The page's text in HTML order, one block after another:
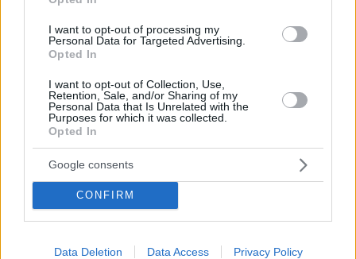
I want to opt-out of processing my
Personal Data for Targeted Advertising.
Opted In
I want to opt-out of Collection, Use,
Retention, Sale, and/or Sharing of my
Personal Data that Is Unrelated with the
Purposes for which it was collected.
Opted In
Google consents
CONFIRM
Data Deletion Data Access Privacy Policy